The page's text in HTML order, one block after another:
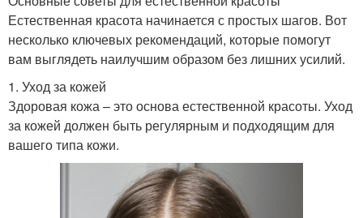
Естественная красота начинается с простых шагов. Вот
несколько ключевых рекомендаций, которые помогут
вам выглядеть наилучшим образом без лишних усилий.
1. Уход за кожей
Здоровая кожа – это основа естественной красоты. Уход
за кожей должен быть регулярным и подходящим для
вашего типа кожи.